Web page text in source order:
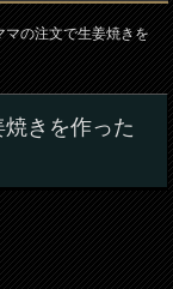
マの注文で生姜焼きを
きを作った